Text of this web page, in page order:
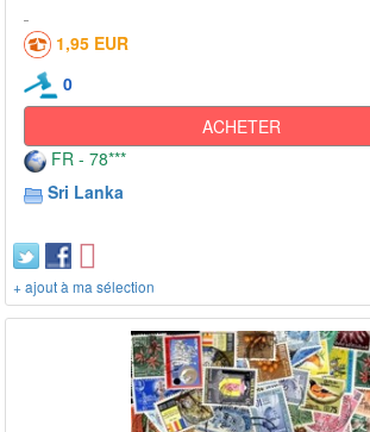
1,95 EUR
0
ACHETER
FR - 78***
Sri Lanka
+ ajout à ma sélection